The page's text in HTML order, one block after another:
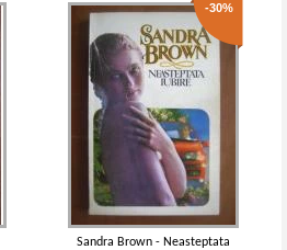
-30%
Sandra Brown - Neasteptata